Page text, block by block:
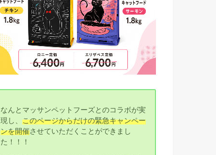
なんとマッサンペットフーズとのコラボが実
現し、このページからだけの緊急キャンペー
ンを開催させていただくことができまし
た！！！